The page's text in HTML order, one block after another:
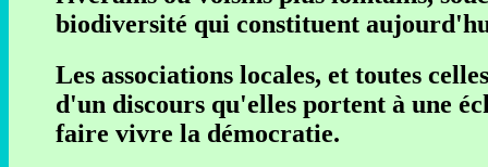
biodiversité qui constituent
Les associations locales, et toutes
d'un discours qu'elles portent à une
faire vivre la démocratie.